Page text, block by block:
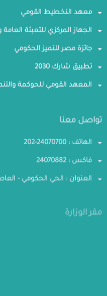
معهد التخطيط القومي
الجهاز المركزي للتعبئة
جائزة مصر للتميز الحكومي
تطبيق شارك 2030
المعهد القومي للحوكمة
تواصل معنا
الهاتف : 24070700-202
فاكس : 24070882
العنوان : الحي الحكومي -
مقر الوزارة